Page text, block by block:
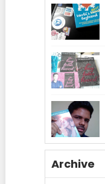
Archive